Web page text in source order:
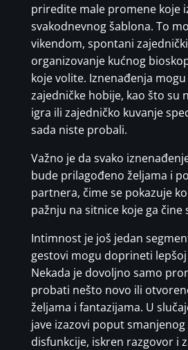
priredite male promene koje
svakodnevnog šablona. To
vikendom, spontani
organizovanje kućnog
koje volite. Iznenađenja
zajedničke hobije, kao što su
igra ili zajedničko kuvanje
sada niste probali.
Važno je da svako
bude prilagođeno željama i
partnera, čime se pokazuje
pažnju na sitnice koje ga čine
Intimnost je još jedan
gestovi mogu doprineti
Nekada je dovoljno samo
probati nešto novo ili
željama i fantazijama. U
jave izazovi poput
disfunkcije, iskren razgovor i